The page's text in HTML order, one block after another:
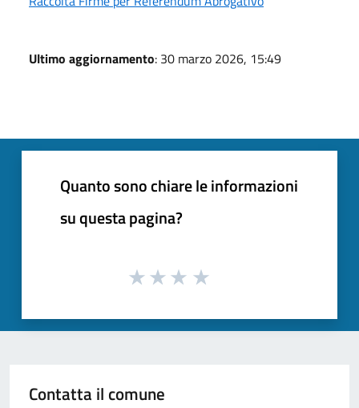
Ultimo aggiornamento: 30 marzo 2026, 15:49
Quanto sono chiare le informazioni
su questa pagina?
Contatta il comune